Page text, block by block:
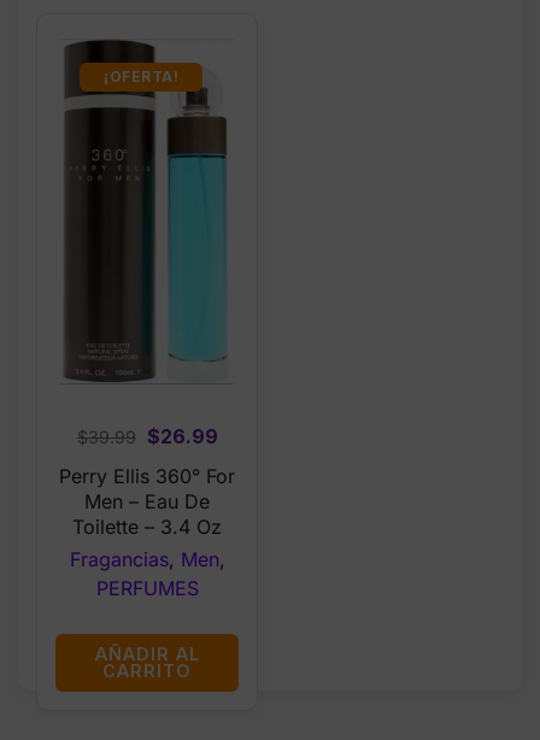
¡OFERTA!
$39.99
Original
price
was:
$39.99.
$26.99Current
$26.99.
Perry Ellis 360° For
Men – Eau De
Toilette – 3.4 Oz
Fragancias, Men,
PERFUMES
AÑADIR AL
CARRITO